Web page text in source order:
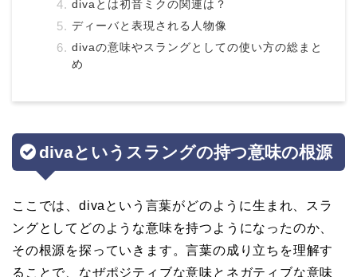
divaとは初音ミクの関連は？
ディーバと表現される人物像
divaの意味やスラングとしての使い方の総まと
め
divaというスラングの持つ意味の根源
ここでは、divaという言葉がどのように生まれ、スラ
ングとしてどのような意味を持つようになったのか、
その根源を探っていきます。言葉の成り立ちを理解す
ることで、なぜポジティブな意味とネガティブな意味